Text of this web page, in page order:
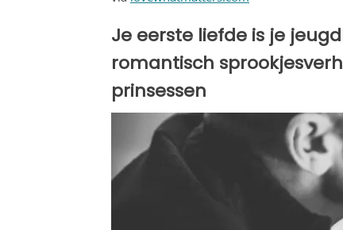
Je eerste liefde is je
romantisch
prinsessen